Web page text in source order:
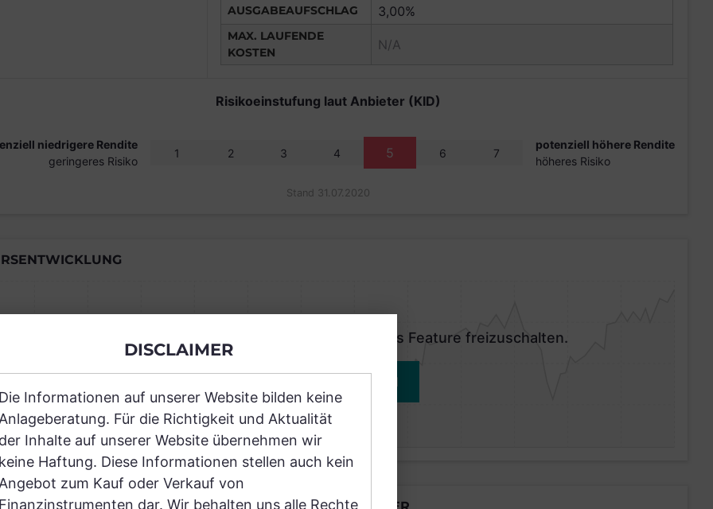
AUSGABEAUFSCHLAG 3,00%
MAX. LAUFENDE
KOSTEN
N/A
Risikoeinstufung laut Anbieter (KID)
niedrigere Rendite
geringeres Risiko
1 2 3 4 5 6 7
potenziell höhere Rendite
höheres Risiko
Stand 31.07.2020
Einfach und kostenlos registrieren, um dieses Feature freizuschalten.
JETZT ANMELDEN
DISCLAIMER
Informationen auf unserer Website bilden keine
Für die Richtigkeit und Aktualität
Inhalte auf unserer Website übernehmen wir
Haftung. Diese Informationen stellen auch kein
zum Kauf oder Verkauf von
dar. Wir behalten uns alle Rechte